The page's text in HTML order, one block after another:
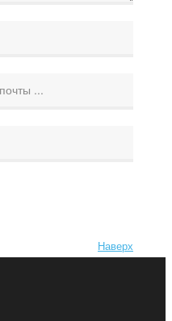
Наверх